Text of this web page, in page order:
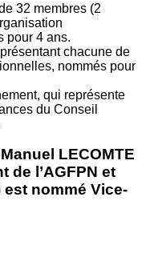
32 membres (2
pour 4 ans.
chacune de
nommés pour
qui représente
du Conseil
LECOMTE
de l’AGFPN et
est nommé Vice-